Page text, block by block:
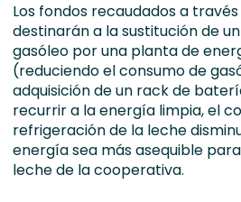
Los fondos recaudados a
destinarán a la sustitución de
gasóleo por una planta de
(reduciendo el consumo de
adquisición de un rack de
recurrir a la energía limpia, el
refrigeración de la leche
energía sea más asequible
leche de la cooperativa.